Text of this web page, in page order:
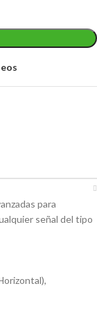
para
señal del tipo